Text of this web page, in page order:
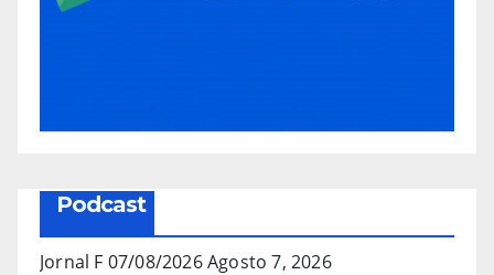
Podcast
Jornal F 07/08/2026Agosto 7, 2026